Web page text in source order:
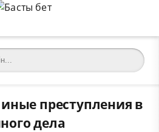
преступления в
дела